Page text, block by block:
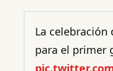
La celebración
para el primer